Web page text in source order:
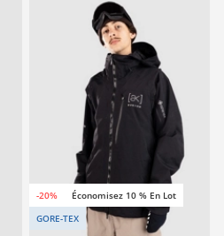
-20%
Économisez 10 % En Lot
GORE-TEX